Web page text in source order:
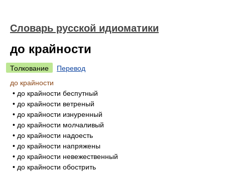
Словарь русской идиоматики
до крайности
Толкование
Перевод
до крайности
• до крайности беспутный
• до крайности ветреный
• до крайности изнуренный
• до крайности молчаливый
• до крайности надоесть
• до крайности напряжены
• до крайности невежественный
• до крайности обострить